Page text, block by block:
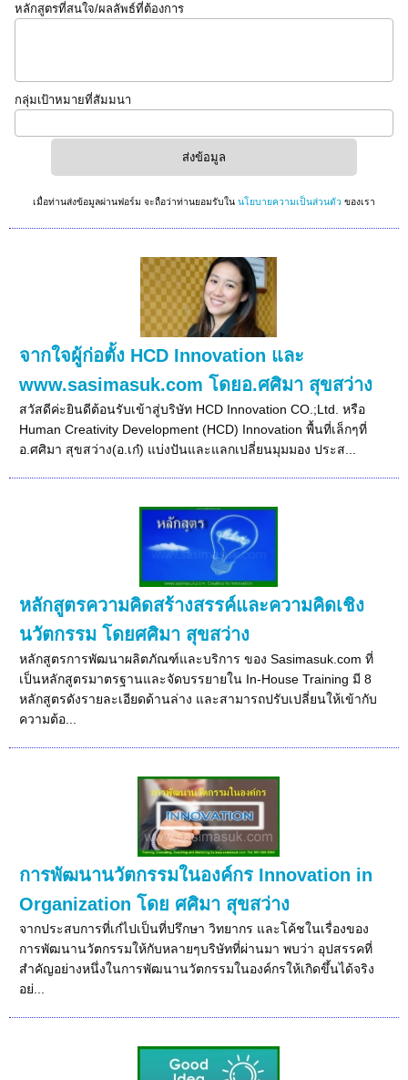
หลักสูตรที่สนใจ/ผลลัพธ์ที่ต้องการ
กลุ่มเป้าหมายที่สัมมนา
เมื่อท่านส่งข้อมูลผ่านฟอร์ม จะถือว่าท่านยอมรับใน นโยบายความเป็นส่วนตัว ของเรา
จากใจผู้ก่อตั้ง HCD Innovation และ
www.sasimasuk.com โดยอ.ศศิมา สุขสว่าง
สวัสดีค่ะยินดีต้อนรับเข้าสู่บริษัท HCD Innovation CO.;Ltd. หรือ
Human Creativity Development (HCD) Innovation พื้นที่เล็กๆที่
อ.ศศิมา สุขสว่าง(อ.เก๋) แบ่งปันและแลกเปลี่ยนมุมมอง ประส...
หลักสูตรความคิดสร้างสรรค์และความคิดเชิง
นวัตกรรม โดยศศิมา สุขสว่าง
หลักสูตรการพัฒนาผลิตภัณฑ์และบริการ ของ Sasimasuk.com ที่
เป็นหลักสูตรมาตรฐานและจัดบรรยายใน In-House Training มี 8
หลักสูตรดังรายละเอียดด้านล่าง และสามารถปรับเปลี่ยนให้เข้ากับ
ความต้อ...
การพัฒนานวัตกรรมในองค์กร Innovation in
Organization โดย ศศิมา สุขสว่าง
จากประสบการที่เก๋ไปเป็นที่ปรึกษา วิทยากร และโค้ชในเรื่องของ
การพัฒนานวัตกรรมให้กับหลายๆบริษัทที่ผ่านมา พบว่า อุปสรรคที่
สำคัญอย่างหนึ่งในการพัฒนานวัตกรรมในองค์กรให้เกิดขึ้นได้จริง
อย่...